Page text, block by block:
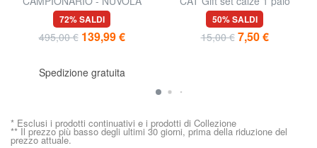
Borsa semirigida in pelle
72% SALDI
495,00 € 139,99 €
Spedizione gratuita
50% SALDI
15,00 € 7,50 €
* Esclusi i prodotti continuativi e i prodotti di Collezione
** Il prezzo più basso degli ultimi 30 giorni, prima della riduzione del
prezzo attuale.